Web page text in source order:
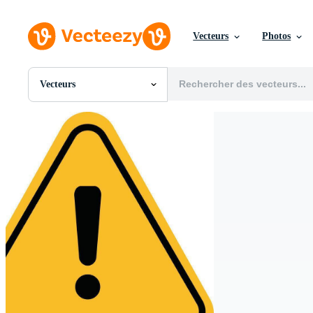
Vecteurs Photos
Vecteurs
Toutes Images
Photos
PNGs
PSDs
SVGs
Vecteurs
Vidéos
Motion graphics
Images Éditoriales
Événements Éditoriaux